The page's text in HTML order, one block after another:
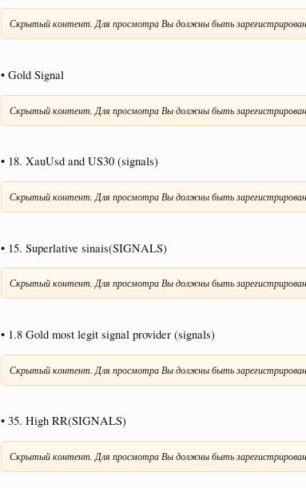
Скрытый контент. Для просмотра Вы должны быть
• Gold Signal
Скрытый контент. Для просмотра Вы должны быть
• 18. XauUsd and US30 (signals)
Скрытый контент. Для просмотра Вы должны быть
• 15. Superlative sinais(SIGNALS)
Скрытый контент. Для просмотра Вы должны быть
• 1.8 Gold most legit signal provider (signals)
Скрытый контент. Для просмотра Вы должны быть
• 35. High RR(SIGNALS)
Скрытый контент. Для просмотра Вы должны быть